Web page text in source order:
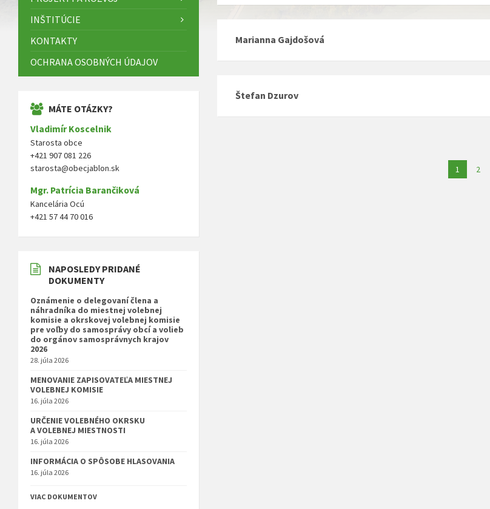
Marianna Gajdošová
Štefan Dzurov
1 2
INŠTITÚCIE
KONTAKTY
OCHRANA OSOBNÝCH ÚDAJOV
MÁTE OTÁZKY?
Vladimír Koscelnik
Starosta obce
+421 907 081 226
starosta@obecjablon.sk
Mgr. Patrícia Barančiková
Kancelária Ocú
+421 57 44 70 016
NAPOSLEDY PRIDANÉ
DOKUMENTY
Oznámenie o delegovaní člena a
náhradníka do miestnej volebnej
komisie a okrskovej volebnej komisie
pre voľby do samosprávy obcí a volieb
do orgánov samosprávnych krajov
2026
28. júla 2026
MENOVANIE ZAPISOVATEĽA MIESTNEJ
VOLEBNEJ KOMISIE
16. júla 2026
URČENIE VOLEBNÉHO OKRSKU
A VOLEBNEJ MIESTNOSTI
16. júla 2026
INFORMÁCIA O SPÔSOBE HLASOVANIA
16. júla 2026
VIAC DOKUMENTOV